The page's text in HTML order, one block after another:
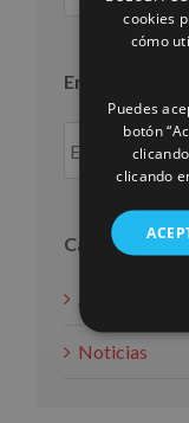
Entradas por
Categorías
Acción social
Noticias
cookies
cómo
Puedes
botón
clicando